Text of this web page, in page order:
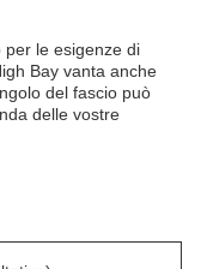
per le esigenze di
Bay vanta anche
del fascio può
delle vostre